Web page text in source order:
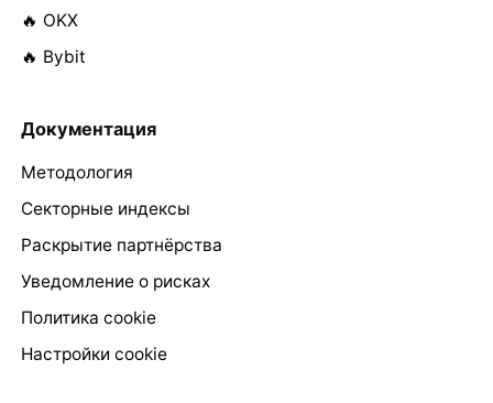
🔥 OKX
🔥 Bybit
Документация
Методология
Секторные индексы
Раскрытие партнёрства
Уведомление о рисках
Политика cookie
Настройки cookie